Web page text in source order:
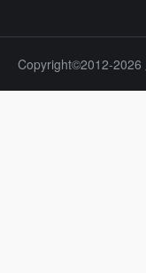
Copyright©2012-2026